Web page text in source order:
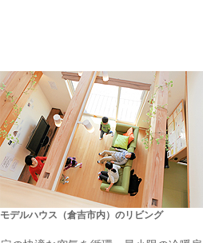
モデルハウス（倉吉市内）のリビング